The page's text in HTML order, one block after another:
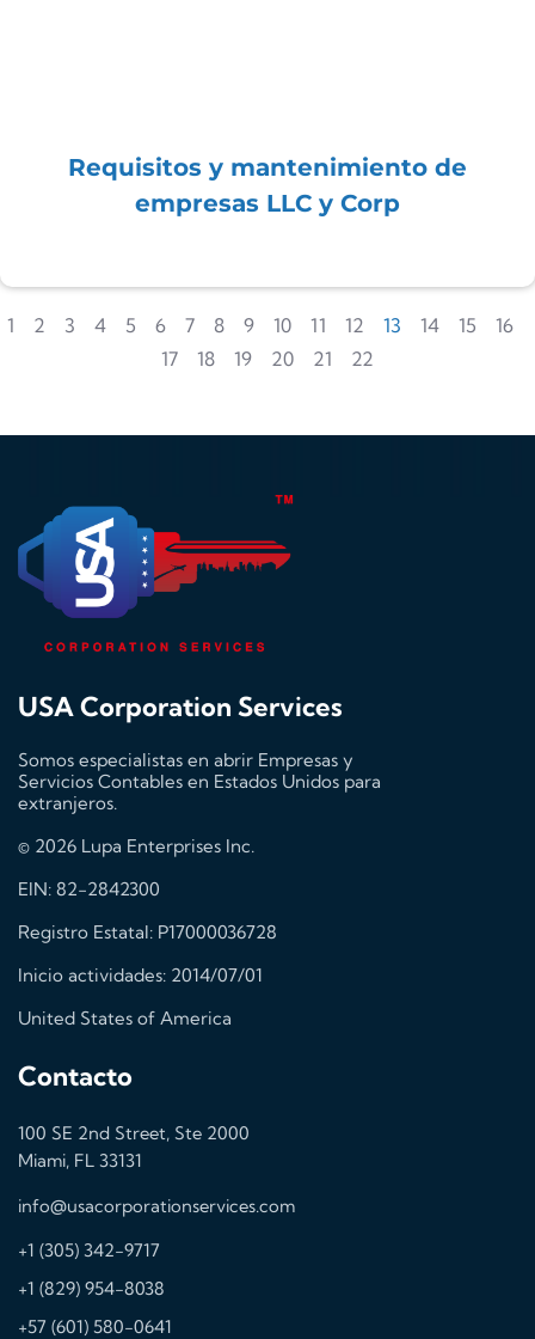
Requisitos y mantenimiento de
empresas LLC y Corp
1 2 3 4 5 6 7 8 9 10 11 12 13 14 15
16
17
18 19 20 21 22
USA Corporation Services
Somos especialistas en abrir Empresas y
Servicios Contables en Estados Unidos para
extranjeros.
© 2026 Lupa Enterprises Inc.
EIN: 82-2842300
Registro Estatal: P17000036728
Inicio actividades: 2014/07/01
United States of America
Contacto
100 SE 2nd Street, Ste 2000
Miami, FL 33131
info@usacorporationservices.com
+1 (305) 342-9717
+1 (829) 954-8038
+57 (601) 580-0641